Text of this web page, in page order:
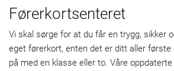
Førerkortsenteret
Vi skal sørge for at du får en trygg, sikker
eget førerkort, enten det er ditt aller første
på med en klasse eller to. Våre